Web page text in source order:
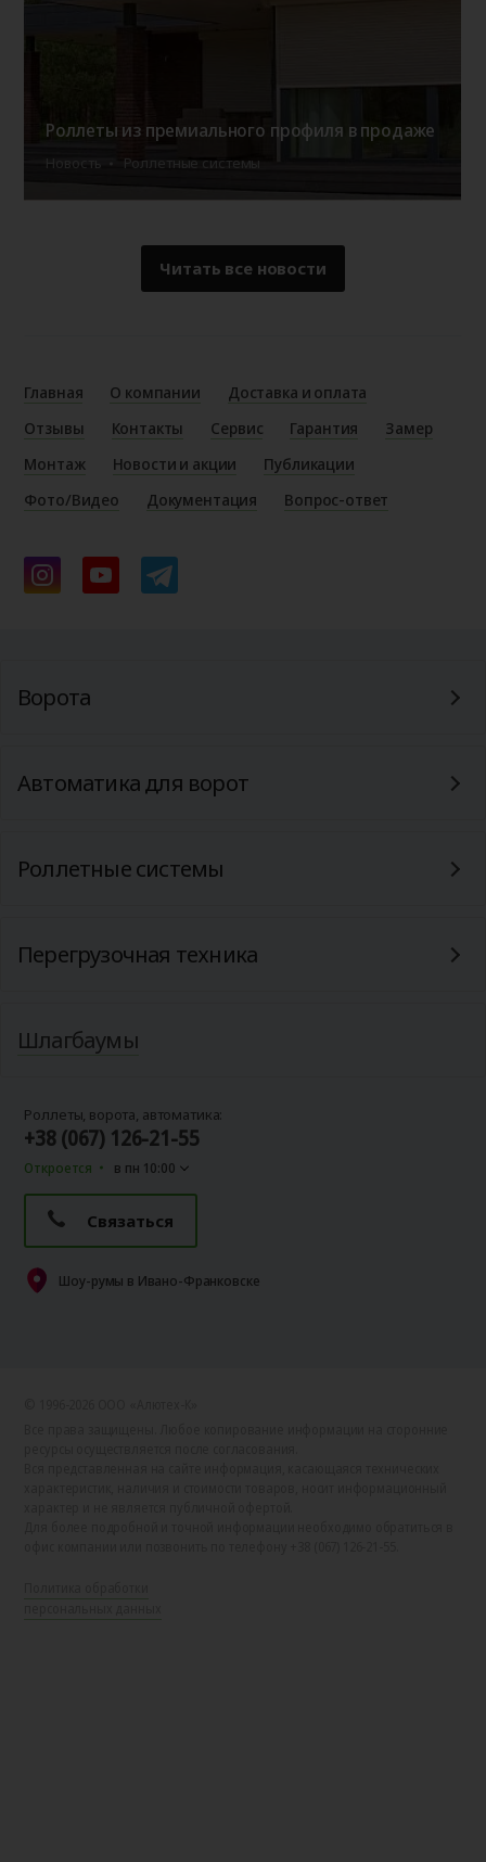
Роллеты из премиального профиля в продаже
Новость Роллетные системы
Читать все новости
Главная О компании
Доставка и оплата
Отзывы
Контакты Сервис Гарантия
Замер
Монтаж
Новости и акции
Публикации
Фото/Видео
Документация Вопрос-ответ
Ворота
Автоматика для ворот
Роллетные системы
Перегрузочная техника
Шлагбаумы
Роллеты, ворота, автоматика:
+38 (067) 126-21-55
Откроется в пн 10:00
Связаться
Шоу-румы в Ивано-Франковске